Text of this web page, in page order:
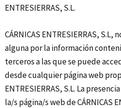
ENTRESIERRAS, S.L.
CÁRNICAS ENTRESIERRAS,
alguna por la información
terceros a las que se puede
desde cualquier página web
ENTRESIERRAS, S.L. La
la/s página/s web de CÁRNICAS